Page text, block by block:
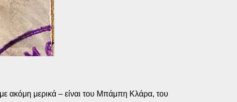
ακόμη μερικά – είναι του Μπάμπη Κλάρα, του